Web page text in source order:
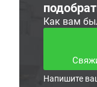
Как вам
Напишите